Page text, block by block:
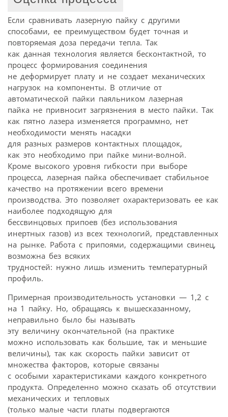
Если сравнивать лазерную пайку с другими
способами, ее преимуществом будет точная и
повторяемая доза передачи тепла. Так
как данная технология является бесконтактной, то
процесс формирования соединения
не деформирует плату и не создает механических
нагрузок на компоненты. В отличие от
автоматической пайки паяльником лазерная
пайка не привносит загрязнения в место пайки. Так
как пятно лазера изменяется программно, нет
необходимости менять насадки
для разных размеров контактных площадок,
как это необходимо при пайке мини-волной.
Кроме высокого уровня гибкости при выборе
процесса, лазерная пайка обеспечивает стабильное
качество на протяжении всего времени
производства. Это позволяет охарактеризовать ее как
наиболее подходящую для
бессвинцовых припоев (без использования
инертных газов) из всех технологий, представленных
на рынке. Работа с припоями, содержащими свинец,
возможна без всяких
трудностей: нужно лишь изменить температурный
профиль.
Примерная производительность установки — 1,2 с
на 1 пайку. Но, обращаясь к вышесказанному,
неправильно было бы называть
эту величину окончательной (на практике
можно использовать как большие, так и меньшие
величины), так как скорость пайки зависит от
множества факторов, которые связаны
с особыми характеристиками каждого конкретного
продукта. Определенно можно сказать об отсутствии
механических и тепловых
(только малые части платы подвергаются